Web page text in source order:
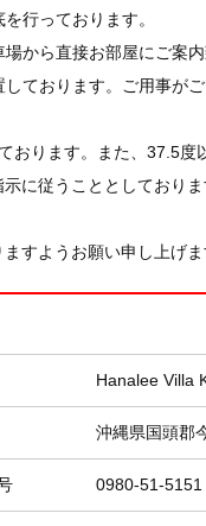
行っております。
から直接お部屋にご案内
ております。ご用事が
おります。また、37.5度
に従うこととしておりま
すようお願い申し上げま
Hanalee Villa
沖縄県国頭郡
0980-51-5151